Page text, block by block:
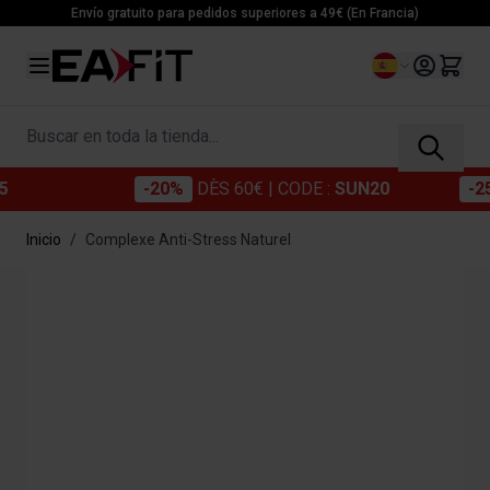
Ir al contenidoEnvío gratuito para pedidos superiores a 49€ (En Francia)
Lenguaje
Buscar en toda la tienda...
DÈS 60€| CODE : SUN20 -25% DÈS 70€
DÈS 60€| CODE :SUN20
Inicio / Complexe Anti-Stress Naturel